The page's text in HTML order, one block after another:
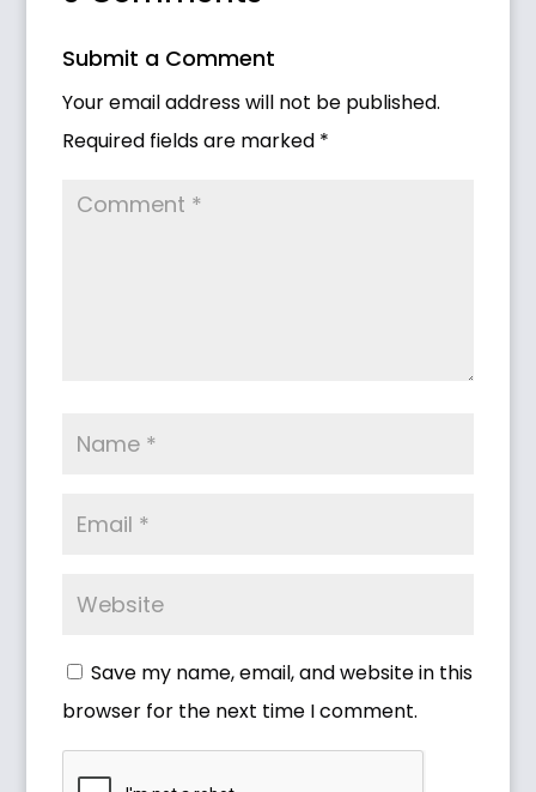
Submit a Comment
Your email address will not be published.
Required fields are marked *
Save my name, email, and website in this
browser for the next time I comment.